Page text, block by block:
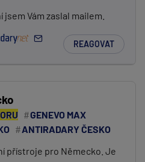
Vám zaslal mailem.
REAGOVAT
GENEVO MAX
ANTIRADARY ČESKO
přístroje pro Německo. Je